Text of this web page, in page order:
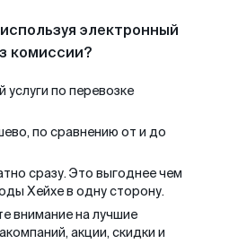
электронный
комиссии?
услуги по перевозке
по сравнению от и до
сразу. Это выгоднее чем
Хейхе в одну сторону.
внимание на лучшие
акции, скидки и